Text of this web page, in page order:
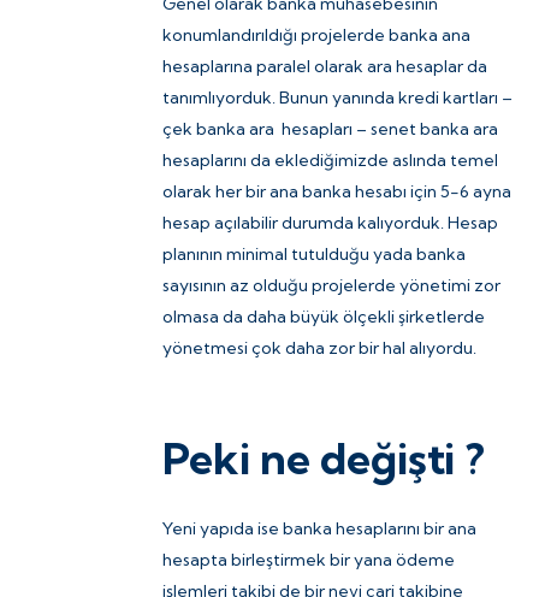
konumlandırıldığı projelerde banka ana
hesaplarına paralel olarak ara hesaplar da
tanımlıyorduk. Bunun yanında kredi kartları –
çek banka ara hesapları – senet banka ara
hesaplarını da eklediğimizde aslında temel
olarak her bir ana banka hesabı için 5-6 ayna
hesap açılabilir durumda kalıyorduk. Hesap
planının minimal tutulduğu yada banka
sayısının az olduğu projelerde yönetimi zor
olmasa da daha büyük ölçekli şirketlerde
yönetmesi çok daha zor bir hal alıyordu.
Peki ne değişti ?
Yeni yapıda ise banka hesaplarını bir ana
hesapta birleştirmek bir yana ödeme
işlemleri takibi de bir nevi cari takibine